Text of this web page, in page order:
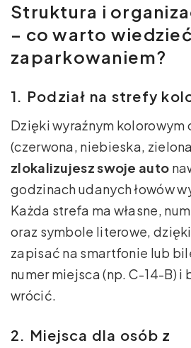
Struktura i
– co warto
zaparkowaniem?
1. Podział na strefy
Dzięki wyraźnym kolorowym
(czerwona, niebieska,
zlokalizujesz swoje auto
godzinach udanych łowów
Każda strefa ma własne,
oraz symbole literowe,
zapisać na smartfonie lub
numer miejsca (np. C-14-B) i
wrócić.
2. Miejsca dla osób z